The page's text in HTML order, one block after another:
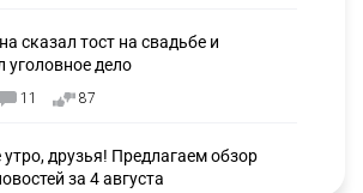
сказал тост на свадьбе и
уголовное дело
11 87
друзья! Предлагаем обзор
за 4 августа